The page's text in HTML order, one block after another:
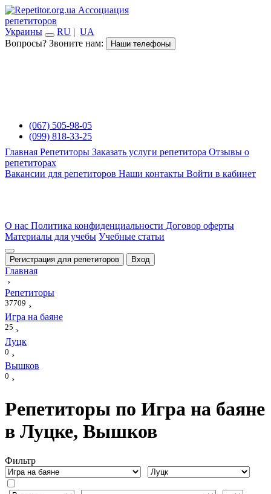
Ассоциация
репетиторов
Украины
RU | UA
Вопросы? Звоните нам:
Наши телефоны
(067) 505-98-05
(099) 818-33-25
Главная Репетиторы Заказать услуги репетитора Отзывы о
репетиторах
Вакансии для репетиторов Наши контакты Войти в кабинет
О нас Политика конфиденциальности Договор оферты
Материалы для учебы Учебные статьи
Регистрация для репетиторов Вход
Главная
›
Репетиторы
37709 ›
Игра на баяне
25 ›
Луцк
0 ›
Вышков
0 ›
Репетиторы по Игра на баяне
в Луцке, Вышков
Фильтр